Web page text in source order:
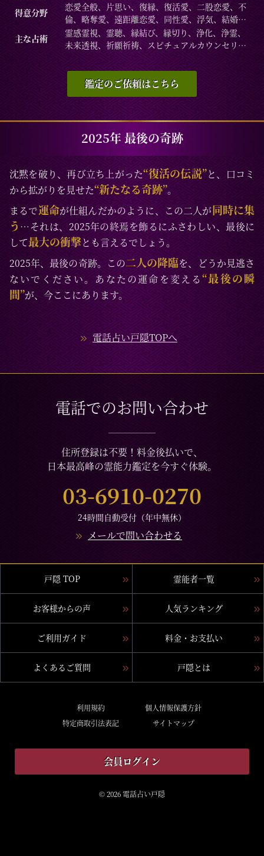
得意分野
恋愛全般、片思い、復縁、復活愛、二股恋愛、不
倫、略奪愛、遠距離恋愛、同性愛、浮気、結婚、
離婚、夫婦問題、家庭/家族問題、親子、育児、教
育、介護、引っ越し、仕事全般、適職、経営、進
路、人間関係、相性、ママ友、相手の気持ち、人
生相談、開運、運勢、健康、金銭、動物、失せ
物、故人、心霊相談など
主な占術
霊感霊視、霊聴、縁結び、縁切り、浄化、浄霊、
未来透視、祈願祈祷、スピチュアルカウンセリン
グ、波動修正、思念伝達、引き寄せ、チャクラ、
チャネリング、ヒーリング、オーラ、自動書記、
前世/過去世、守護霊対話、霊障除去、先祖供養、
過去世供養、死者との対話、高次との交信、アニ
マルコミュニケーション、呪術、魂入/魂抜、特殊
占術、命名/改名、特殊念波、霊符など
鑑定のご依頼はこちら
2025年 最後の奇跡
沈黙を破り、再び立ち上がった“復活の伝説”と、口コミ
から拡がりを見せた“新たなる奇跡”。
まるで運命が仕組んだかのように、この二人が同時に集
う …それは、2025年の終焉を飾るにふさわしい、最後に
して最大の衝撃とも言えるでしょう。
2025年、最後の奇跡。この二人の降臨を、どうか見逃さ
ないでください。あなたの運命を変える“最後の瞬
間”が、今ここにあります。
電話占い戸隠TOPへ
電話でのお問い合わせ
住所登録は不要！料金後払いで、
日本最高峰の霊能力鑑定を今すぐ体験。
03-6910-0270
24時間自動受付（年中無休）
メールで問い合わせる
戸隠 TOP 霊能者一覧
お客様からの声 人気ランキング
ご利用ガイド 料金・お支払い
よくあるご質問 戸隠とは
利用規約
特定商取引法表記
個人情報保護方針
サイトマップ
会員ログイン
© 2026 電話占い戸隠